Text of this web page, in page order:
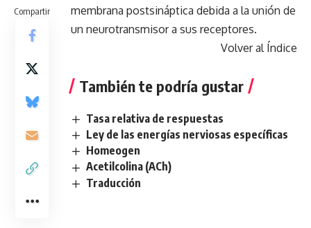
Compartir
membrana postsináptica debida a la unión de
un neurotransmisor a sus receptores.
Volver al Índice
También te podría gustar
Tasa relativa de respuestas
Ley de las energías nerviosas específicas
Homeogen
Acetilcolina (ACh)
Traducción